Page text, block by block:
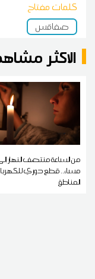
كلمات مفتاح
صفاقس
الاكثر
من الساعة منتصف النهار
مساء.. قطع دوري
المناطق